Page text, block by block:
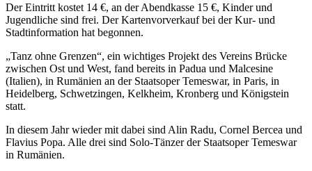
Der Eintritt kostet 14 €, an der Abendkasse 15 €, Kinder und
Jugendliche sind frei. Der Kartenvorverkauf bei der Kur- und
Stadtinformation hat begonnen.
„Tanz ohne Grenzen“, ein wichtiges Projekt des Vereins Brücke
zwischen Ost und West, fand bereits in Padua und Malcesine
(Italien), in Rumänien an der Staatsoper Temeswar, in Paris, in
Heidelberg, Schwetzingen, Kelkheim, Kronberg und Königstein
statt.
In diesem Jahr wieder mit dabei sind Alin Radu, Cornel Bercea und
Flavius Popa. Alle drei sind Solo-Tänzer der Staatsoper Temeswar
in Rumänien.